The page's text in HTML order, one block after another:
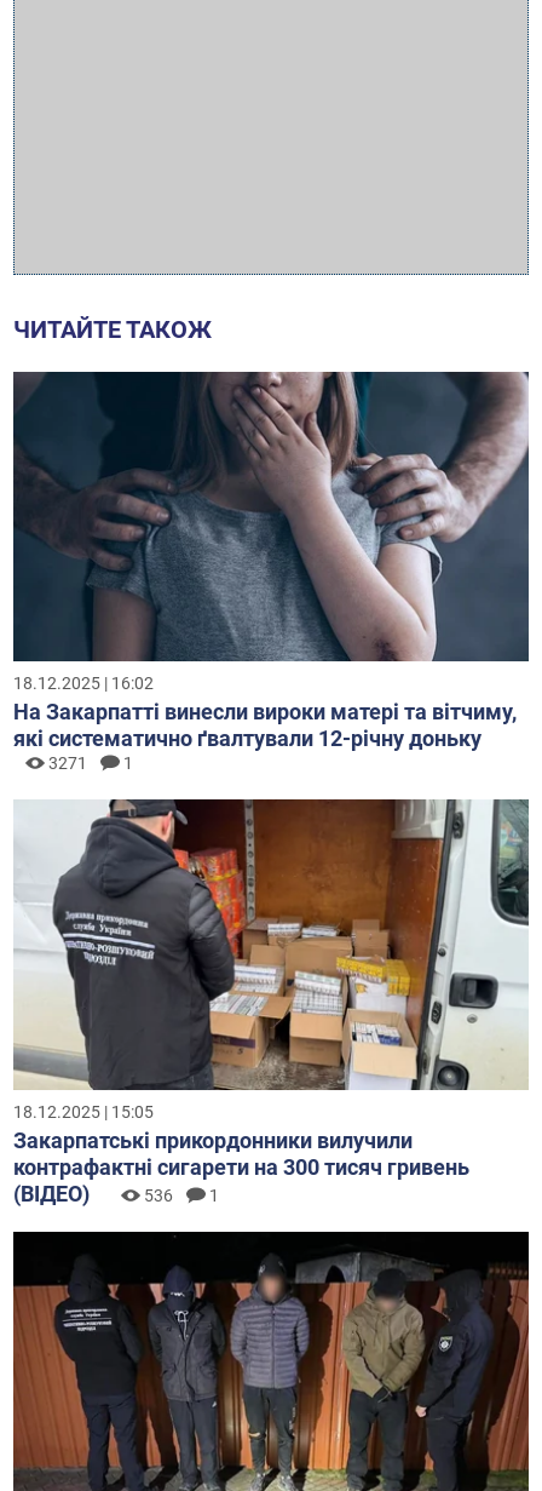
ЧИТАЙТЕ ТАКОЖ
18.12.2025 | 16:02
На Закарпатті винесли вироки матері та вітчиму,
які систематично ґвалтували 12-річну доньку
3271 1
18.12.2025 | 15:05
Закарпатські прикордонники вилучили
контрафактні сигарети на 300 тисяч гривень
(ВІДЕО)
536 1